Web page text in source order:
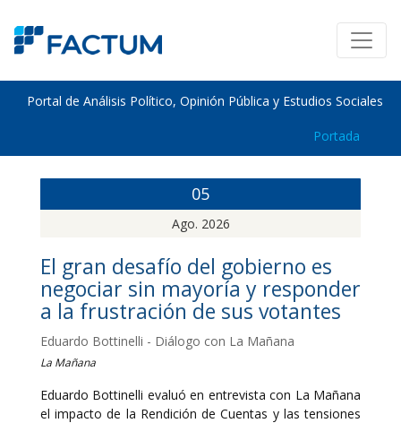
Portal de Análisis Político, Opinión Pública y Estudios Sociales
Portada
05
Ago. 2026
El gran desafío del gobierno es
negociar sin mayoría y responder
a la frustración de sus votantes
Eduardo Bottinelli - Diálogo con La Mañana
La Mañana
Eduardo Bottinelli evaluó en entrevista con La Mañana
el impacto de la Rendición de Cuentas y las tensiones